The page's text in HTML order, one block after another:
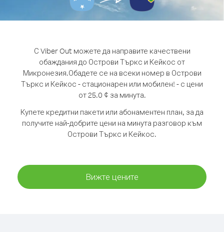
С Viber Out можете да направите качествени
обаждания до Острови Търкс и Кейкос от
Микронезия.Обадете се на всеки номер в Острови
Търкс и Кейкос - стационарен или мобилен! - с цени
от 25.0 ¢ за минута.
Купете кредитни пакети или абонаментен план, за да
получите най-добрите цени на минута разговор към
Острови Търкс и Кейкос.
Вижте цените